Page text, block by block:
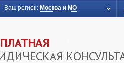
Ваш регион: Москва и МО